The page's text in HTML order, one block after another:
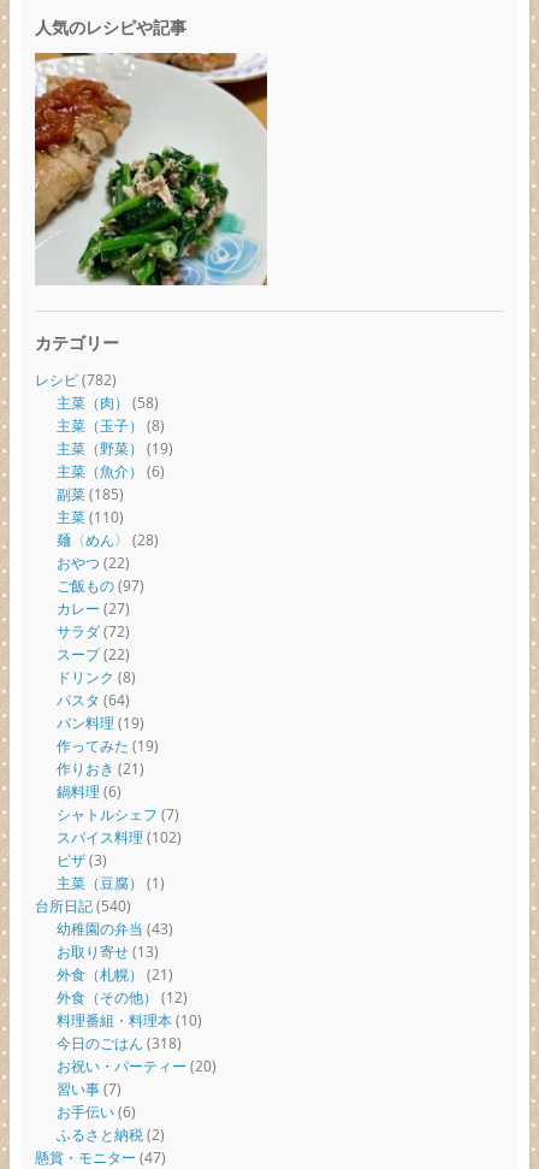
人気のレシピや記事
カテゴリー
レシピ(782)
主菜（肉） (58)
主菜（玉子） (8)
主菜（野菜） (19)
主菜（魚介） (6)
副菜(185)
主菜(110)
麺〈めん〉 (28)
おやつ (22)
ご飯もの(97)
カレー (27)
サラダ(72)
スープ(22)
ドリンク (8)
パスタ (64)
パン料理(19)
作ってみた (19)
作りおき (21)
鍋料理(6)
シャトルシェフ (7)
スパイス料理(102)
ピザ(3)
主菜（豆腐） (1)
台所日記(540)
幼稚園の弁当 (43)
お取り寄せ(13)
外食（札幌） (21)
外食（その他） (12)
料理番組・料理本(10)
今日のごはん (318)
お祝い・パーティー (20)
習い事(7)
お手伝い(6)
ふるさと納税(2)
懸賞・モニター (47)